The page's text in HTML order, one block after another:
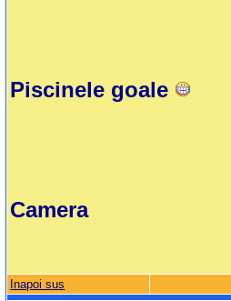
Piscinele goale
Camera
Inapoi sus